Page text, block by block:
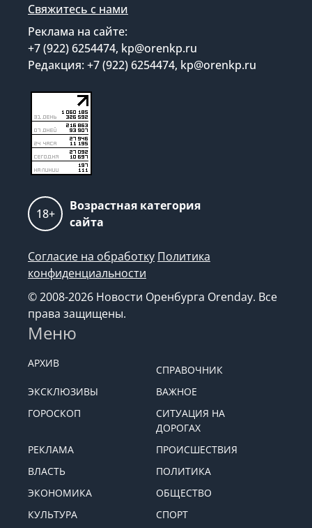
Свяжитесь с нами
Реклама на сайте:
+7 (922) 6254474, kp@orenkp.ru
Редакция: +7 (922) 6254474, kp@orenkp.ru
18+
Возрастная категория
сайта
Согласие на обработку Политика
конфиденциальности
© 2008-2026 Новости Оренбурга Orenday. Все
права защищены.
Меню
АРХИВ
СПРАВОЧНИК
ЭКСКЛЮЗИВЫ
ВАЖНОЕ
ГОРОСКОП
СИТУАЦИЯ НА
ДОРОГАХ
РЕКЛАМА
ПРОИСШЕСТВИЯ
ВЛАСТЬ
ПОЛИТИКА
ЭКОНОМИКА
ОБЩЕСТВО
КУЛЬТУРА
СПОРТ